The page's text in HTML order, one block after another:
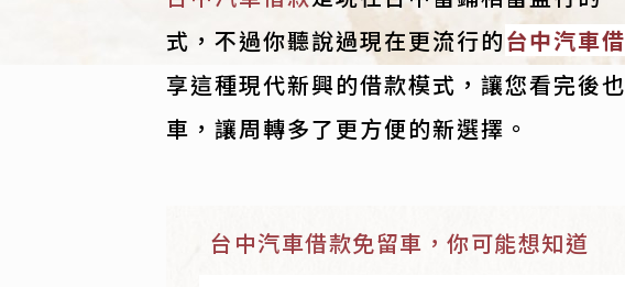
式，不過你聽說過現在更流行的台中汽車
享這種現代新興的借款模式，讓您看完後
車，讓周轉多了更方便的新選擇。
台中汽車借款免留車，你可能想知道